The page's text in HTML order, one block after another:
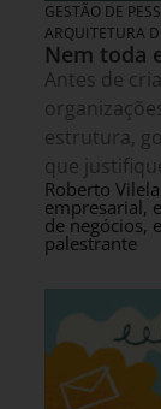
GESTÃO DE
ARQUITETURA
Nem toda
Antes de
estrutura,
que
Roberto
empresarial,
de negócios,
palestrante